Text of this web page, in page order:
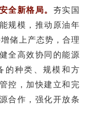
全新格局。 夯实国
规模，推动原油年
储上产态势，合理
全高效协同的能源
的种类、规模和方
控，加快建立和完
合作，强化开放条